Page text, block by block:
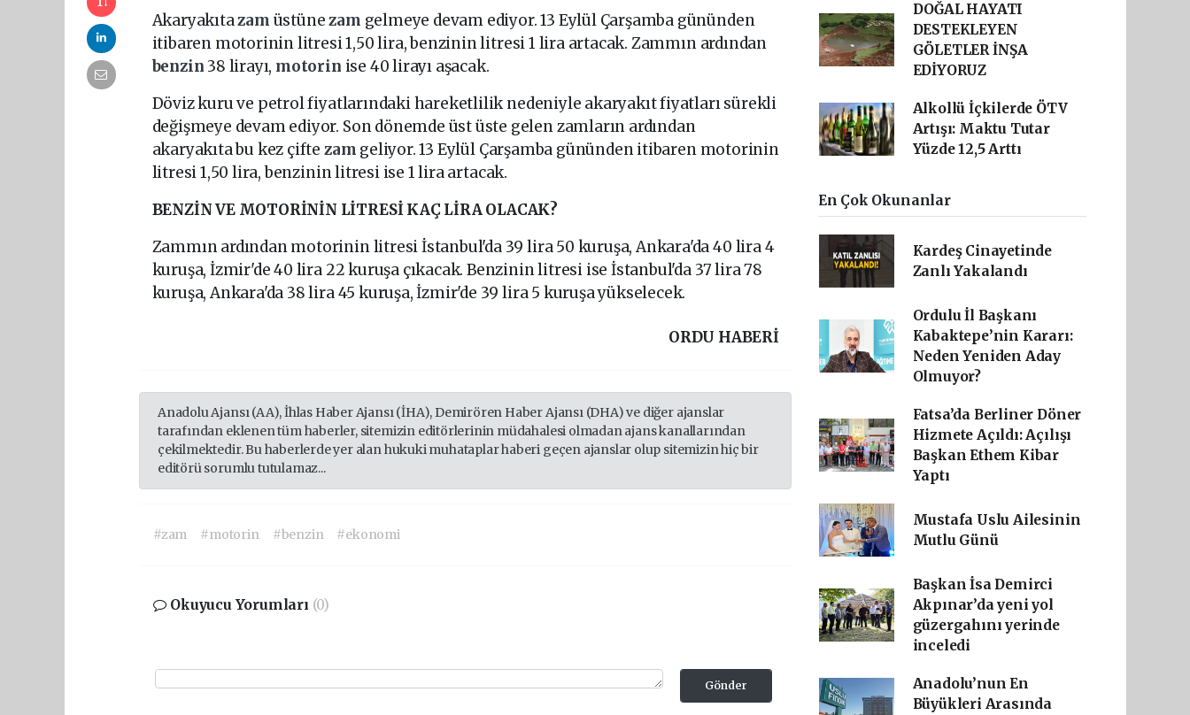
Akaryakıtazam üstünezam gelmeye devam ediyor. 13 Eylül Çarşamba gününden
itibaren motorinin litresi 1,50 lira, benzinin litresi 1 lira artacak. Zammın ardından
benzin 38 lirayı, motorin ise 40 lirayı aşacak.
Döviz kuru ve petrol fiyatlarındaki hareketlilik nedeniyle akaryakıt fiyatları sürekli
değişmeye devam ediyor. Son dönemde üst üste gelen zamların ardından
akaryakıta bu kez çifte zam geliyor. 13 Eylül Çarşamba gününden itibaren motorinin
litresi 1,50 lira, benzinin litresi ise 1 lira artacak.
BENZİN VE MOTORİNİN LİTRESİ KAÇ LİRA OLACAK?
Zammın ardından motorinin litresi İstanbul'da 39 lira 50 kuruşa, Ankara'da 40 lira 4
kuruşa, İzmir'de 40 lira 22 kuruşa çıkacak. Benzinin litresi ise İstanbul'da 37 lira 78
kuruşa, Ankara'da 38 lira 45 kuruşa, İzmir'de 39 lira 5 kuruşa yükselecek.
ORDU HABERİ
Anadolu Ajansı (AA), İhlas Haber Ajansı (İHA), Demirören Haber Ajansı (DHA) ve diğer ajanslar
tarafından eklenen tüm haberler, sitemizin editörlerinin müdahalesi olmadan ajans kanallarından
çekilmektedir. Bu haberlerde yer alan hukuki muhataplar haberi geçen ajanslar olup sitemizin hiç bir
editörü sorumlu tutulamaz...
#zam #motorin #benzin #ekonomi
Okuyucu Yorumları (0)
Gönder
DOĞAL HAYATI
DESTEKLEYEN
GÖLETLER İNŞA
EDİYORUZ
Alkollü İçkilerde ÖTV
Artışı: Maktu Tutar
Yüzde 12,5 Arttı
En Çok Okunanlar
Kardeş Cinayetinde
Zanlı Yakalandı
Ordulu İl Başkanı
Kabaktepe’nin Kararı:
Neden Yeniden Aday
Olmuyor?
Fatsa’da Berliner Döner
Hizmete Açıldı: Açılışı
Başkan Ethem Kibar
Yaptı
Mustafa Uslu Ailesinin
Mutlu Günü
Başkan İsa Demirci
Akpınar’da yeni yol
güzergahını yerinde
inceledi
Anadolu’nun En
Büyükleri Arasında